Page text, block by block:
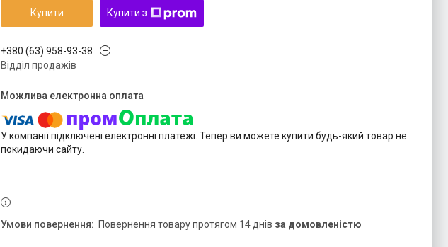
Купити Купити з
+380 (63) 958-93-38
Відділ продажів
У компанії підключені електронні платежі. Тепер ви можете купити будь-який товар не
покидаючи сайту.
повернення товару протягом 14 днів за домовленістю